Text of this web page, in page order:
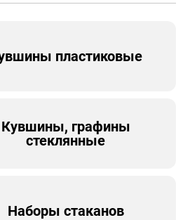
пластиковые
Кувшины, графины
стеклянные
Наборы стаканов